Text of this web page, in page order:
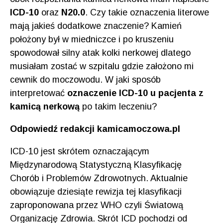
ICD-10 oraz N20.0. Czy takie oznaczenia literowe
mają jakieś dodatkowe znaczenie? Kamień
położony był w miedniczce i po kruszeniu
spowodował silny atak kolki nerkowej dlatego
musiałam zostać w szpitalu gdzie założono mi
cewnik do moczowodu. W jaki sposób
interpretować oznaczenie ICD-10 u pacjenta z
kamicą nerkowąpo takim leczeniu?
Odpowiedź redakcji kamicamoczowa.pl
ICD-10 jest skrótem oznaczającym
Międzynarodową Statystyczną Klasyfikację
Chorób i Problemów Zdrowotnych. Aktualnie
obowiązuje dziesiąte rewizja tej klasyfikacji
zaproponowana przez WHO czyli Światową
Organizację Zdrowia. Skrót ICD pochodzi od